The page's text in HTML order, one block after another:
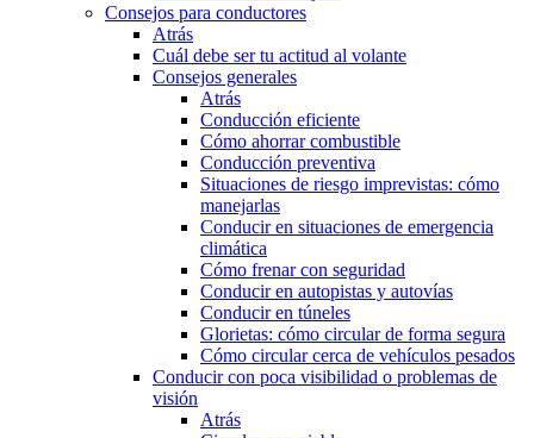
Consejos para conductores
Atrás
Cuál debe ser tu actitud al volante
Consejos generales
Atrás
Conducción eficiente
Cómo ahorrar combustible
Conducción preventiva
Situaciones de riesgo imprevistas: cómo
manejarlas
Conducir en situaciones de emergencia
climática
Cómo frenar con seguridad
Conducir en autopistas y autovías
Conducir en túneles
Glorietas: cómo circular de forma segura
Cómo circular cerca de vehículos pesados
Conducir con poca visibilidad o problemas de
visión
Atrás